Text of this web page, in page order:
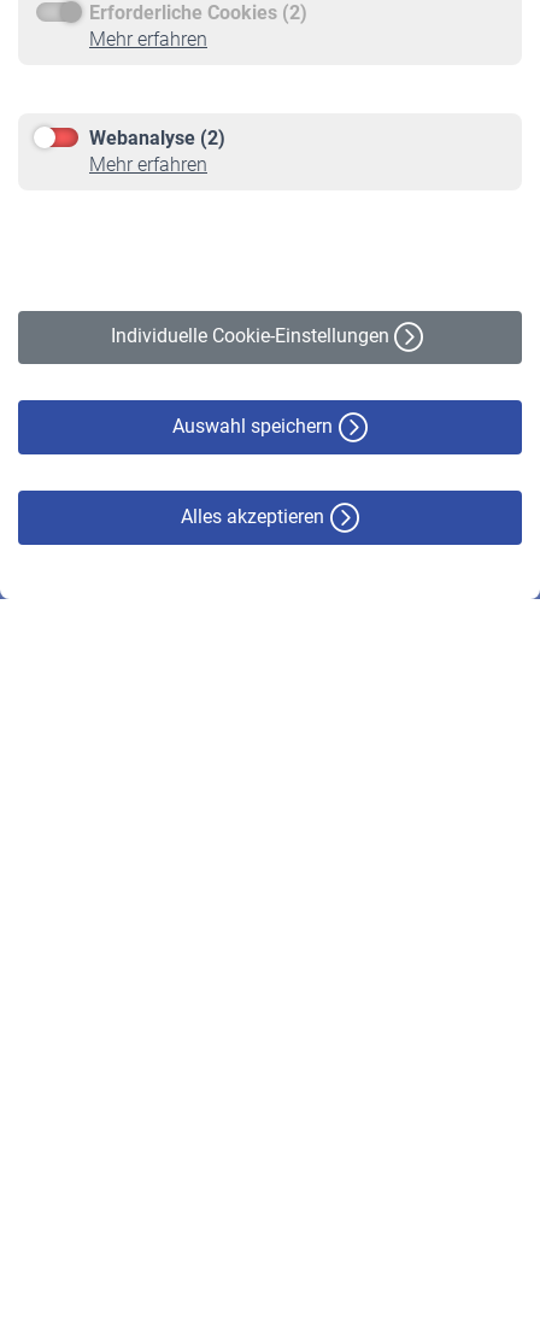
Erforderliche Cookies (2)
Mehr erfahren
Webanalyse (2)
Mehr erfahren
Individuelle Cookie-Einstellungen
Auswahl speichern
Alles akzeptieren
Service
Informationen
Online-Rechner
VBLnewsletter
Erklärung zur Barrierefreiheit
© VBL 2026